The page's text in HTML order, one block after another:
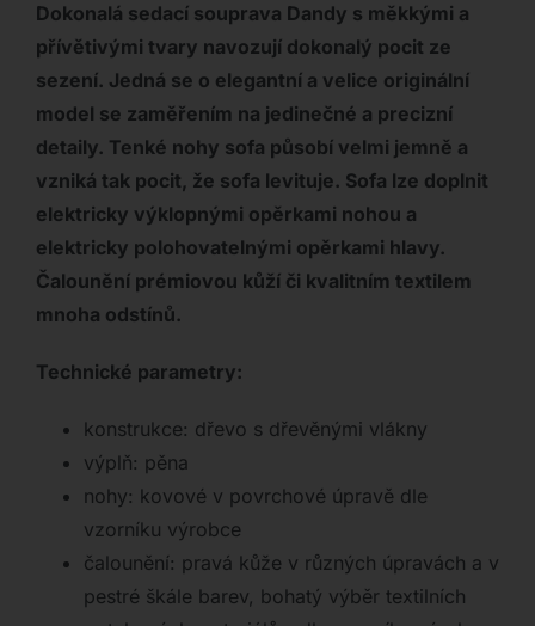
Dokonalá sedací souprava Dandy s měkkými a
přívětivými tvary navozují dokonalý pocit ze
sezení. Jedná se o elegantní a velice originální
model se zaměřením na jedinečné a precizní
detaily. Tenké nohy sofa působí velmi jemně a
vzniká tak pocit, že sofa levituje. Sofa lze doplnit
elektricky výklopnými opěrkami nohou a
elektricky polohovatelnými opěrkami hlavy.
Čalounění prémiovou kůží či kvalitním textilem
mnoha odstínů.
Technické parametry:
konstrukce: dřevo s dřevěnými vlákny
výplň: pěna
nohy: kovové v povrchové úpravě dle
vzorníku výrobce
čalounění: pravá kůže v různých úpravách a v
pestré škále barev, bohatý výběr textilních